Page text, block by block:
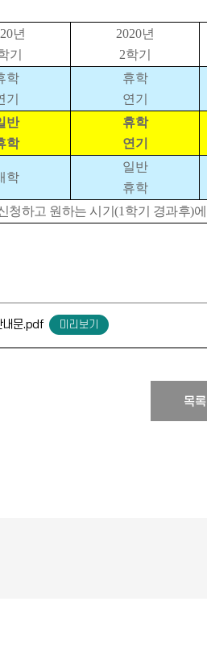
년
기
2020년
2학기
학
기
휴학
연기
반
학
휴학
연기
학
일반
휴학
청하고 원하는 시기 (1 학기 경과후)
내문.pdf
목록